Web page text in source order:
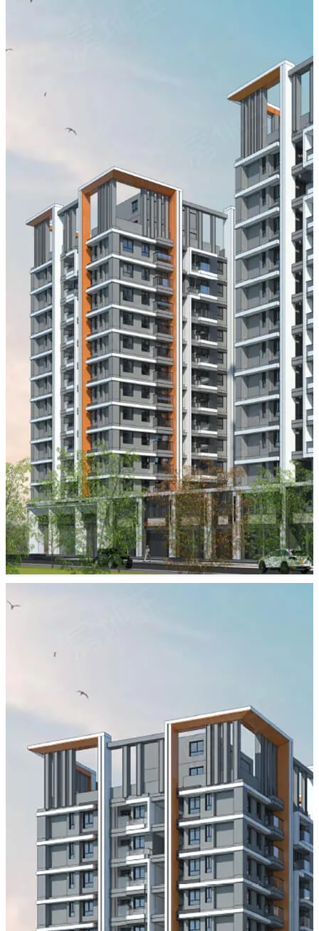
#尊榮享受，國際級迅達電梯、奧運使用Technogym健身器
#科技領航，NBA灰熊創辦UNIFI網路、ABB電動車充電設
#住的安心，全球最公正SGS建築檢驗、地下車道快速飛梭
#高端建材，BOSCH洗碗機、TOTO智慧馬桶、抗PM2.5防
霾紗窗
2~3房 森林花園、泳池飯店宅
國際級第三方SGS建築履歷及SGS代驗公設
率先引進台南晶英雲端管家飯店級服務
社區及住家導入全球國際等級設備建材